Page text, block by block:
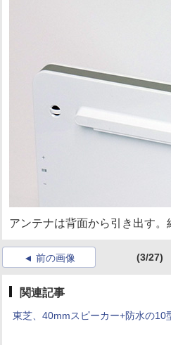
アンテナは背面から引き出す。
前の画像 (3/27)
関連記事
東芝、40mmスピーカー+防水の10